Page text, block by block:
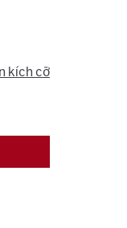
kích cỡ